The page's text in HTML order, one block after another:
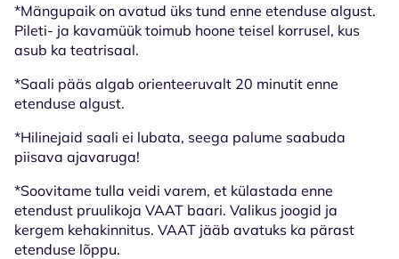
*Mängupaik on avatud üks tund enne etenduse algust.
Pileti- ja kavamüük toimub hoone teisel korrusel, kus
asub ka teatrisaal.
*Saali pääs algab orienteeruvalt 20 minutit enne
etenduse algust.
*Hilinejaid saali ei lubata, seega palume saabuda
piisava ajavaruga!
*Soovitame tulla veidi varem, et külastada enne
etendust pruulikoja VAAT baari. Valikus joogid ja
kergem kehakinnitus. VAAT jääb avatuks ka pärast
etenduse lõppu.